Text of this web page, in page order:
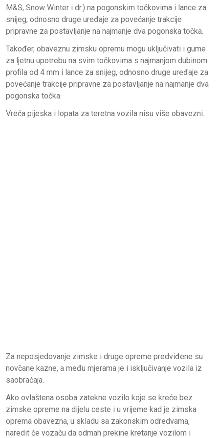
M&S, Snow Winter i dr.) na pogonskim točkovima i lance za
snijeg, odnosno druge uređaje za povećanje trakcije
pripravne za postavlјanje na najmanje dva pogonska točka.
Također, obaveznu zimsku opremu mogu uključivati i gume
za lјetnu upotrebu na svim točkovima s najmanjom dubinom
profila od 4 mm i lance za snijeg, odnosno druge uređaje za
povećanje trakcije pripravne za postavlјanje na najmanje dva
pogonska točka.
Vreća pijeska i lopata za teretna vozila nisu više obavezni.
Za neposjedovanje zimske i druge opreme predviđene su
novčane kazne, a među mjerama je i isključivanje vozila iz
saobraćaja.
Ako ovlaštena osoba zatekne vozilo koje se kreće bez
zimske opreme na dijelu ceste i u vrijeme kad je zimska
oprema obavezna, u skladu sa zakonskim odredvama,
naredit će vozaču da odmah prekine kretanje vozilom i